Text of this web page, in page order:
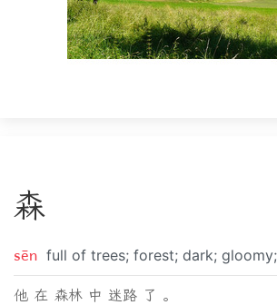
森
sēn full of trees; forest; dark;
他 在 森林 中 迷路 了 。